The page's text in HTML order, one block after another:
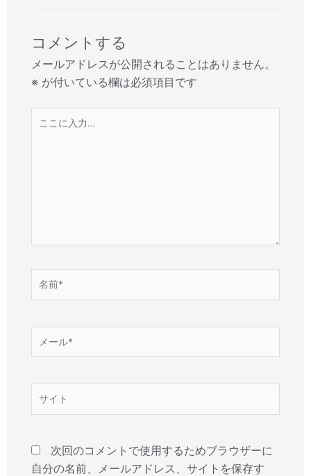
コメントする
メールアドレスが公開されることはありません。
※ が付いている欄は必須項目です
*サ
次回のコメントで使用するためブラウザーに
自分の名前、メールアドレス、サイトを保存す